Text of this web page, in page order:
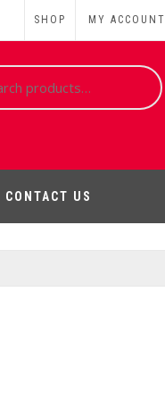
SHOP MY ACCOUNT
CONTACT US